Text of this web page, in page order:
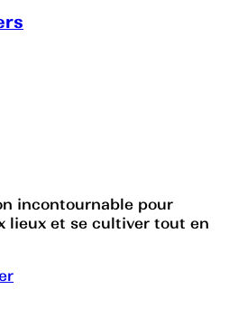
incontournable pour
lieux et se cultiver tout en